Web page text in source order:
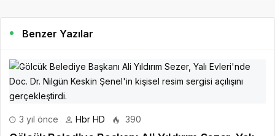
Benzer Yazılar
3 yıl önce Hbr HD 390